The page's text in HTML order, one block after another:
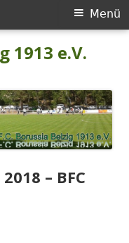
1913 e.V.
Menü
– BFC